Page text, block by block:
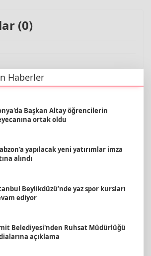
(0)
Haberler
Başkan Altay öğrencilerin
ortak oldu
yapılacak yeni yatırımlar imza
alındı
Beylikdüzü’nde yaz spor kursları
ediyor
Belediyesi'nden Ruhsat Müdürlüğü
açıklama